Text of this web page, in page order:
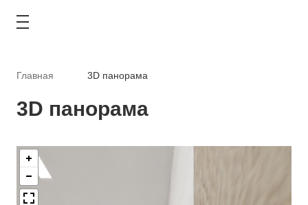
ТИПОВЫЕ РЕШЕНИЯ
Главная 3D панорама
3D панорама